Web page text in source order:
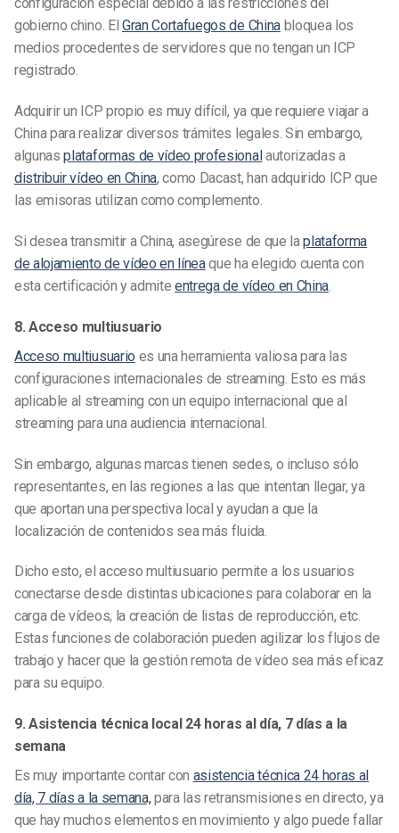
configuración especial debido a las restricciones del
gobierno chino. El Gran Cortafuegos de Chinabloquea los
medios procedentes de servidores que no tengan un ICP
registrado.
Adquirir un ICP propio es muy difícil, ya que requiere viajar a
China para realizar diversos trámites legales. Sin embargo,
algunasplataformas de vídeo profesional autorizadas a
distribuir vídeo en China, como Dacast, han adquirido ICP que
las emisoras utilizan como complemento.
Si desea transmitir a China, asegúrese de que laplataforma
de alojamiento de vídeo en líneaque ha elegido cuenta con
esta certificación y admiteentrega de vídeo en China.
8. Acceso multiusuario
Acceso multiusuario es una herramienta valiosa para las
configuraciones internacionales de streaming. Esto es más
aplicable al streaming con un equipo internacional que al
streaming para una audiencia internacional.
Sin embargo, algunas marcas tienen sedes, o incluso sólo
representantes, en las regiones a las que intentan llegar, ya
que aportan una perspectiva local y ayudan a que la
localización de contenidos sea más fluida.
Dicho esto, el acceso multiusuario permite a los usuarios
conectarse desde distintas ubicaciones para colaborar en la
carga de vídeos, la creación de listas de reproducción, etc.
Estas funciones de colaboración pueden agilizar los flujos de
trabajo y hacer que la gestión remota de vídeo sea más eficaz
para su equipo.
9. Asistencia técnica local 24 horas al día, 7 días a la
semana
Es muy importante contar con asistencia técnica 24 horas al
día, 7 días a la semana,para las retransmisiones en directo, ya
que hay muchos elementos en movimiento y algo puede fallar